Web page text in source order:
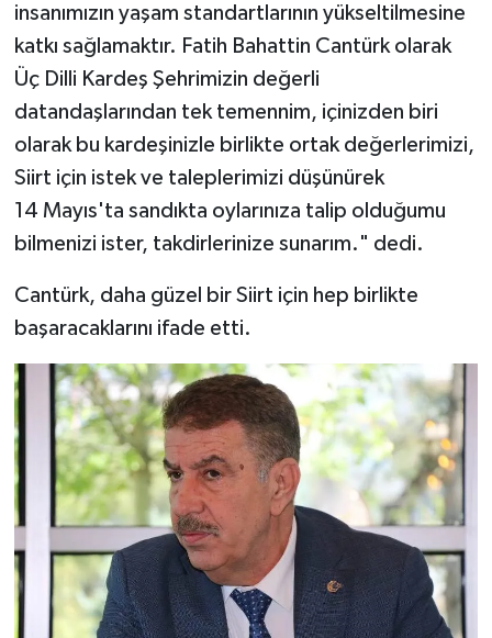
insanımızın yaşam standartlarının yükseltilmesine
katkı sağlamaktır. Fatih Bahattin Cantürk olarak
Üç Dilli Kardeş Şehrimizin değerli
datandaşlarından tek temennim, içinizden biri
olarak bu kardeşinizle birlikte ortak değerlerimizi,
Siirt için istek ve taleplerimizi düşünürek
14 Mayıs'ta sandıkta oylarınıza talip olduğumu
bilmenizi ister, takdirlerinize sunarım." dedi.
Cantürk, daha güzel bir Siirt için hep birlikte
başaracaklarını ifade etti.